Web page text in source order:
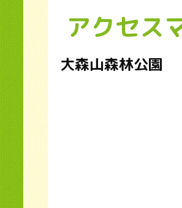
アクセス
大森山森林公園